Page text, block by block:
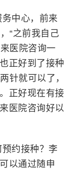
中心，前来
“之前我自己
医院咨询一
正好到了接种
针就可以了，
正好现在有接
医院咨询好以
约接种？李
以通过随申